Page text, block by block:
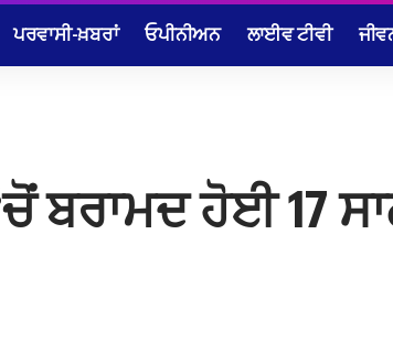
ਪਰਵਾਸੀ-ਖ਼ਬਰਾਂ ਓਪੀਨੀਅਨ ਲਾਈਵ ਟੀਵੀ
ਬਰਾਮਦ ਹੋਈ 17